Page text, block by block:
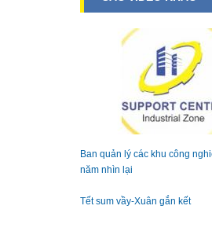
Ban quản lý các khu công
năm nhìn lại
Tết sum vầy-Xuân gắn kết